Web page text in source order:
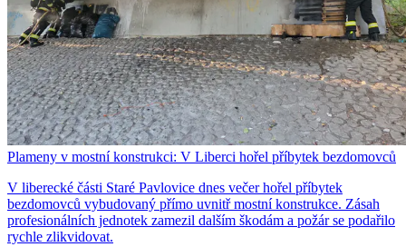
Plameny v mostní konstrukci: V Liberci hořel příbytek bezdomovců
V liberecké části Staré Pavlovice dnes večer hořel příbytek
bezdomovců vybudovaný přímo uvnitř mostní konstrukce. Zásah
profesionálních jednotek zamezil dalším škodám a požár se podařilo
rychle zlikvidovat.